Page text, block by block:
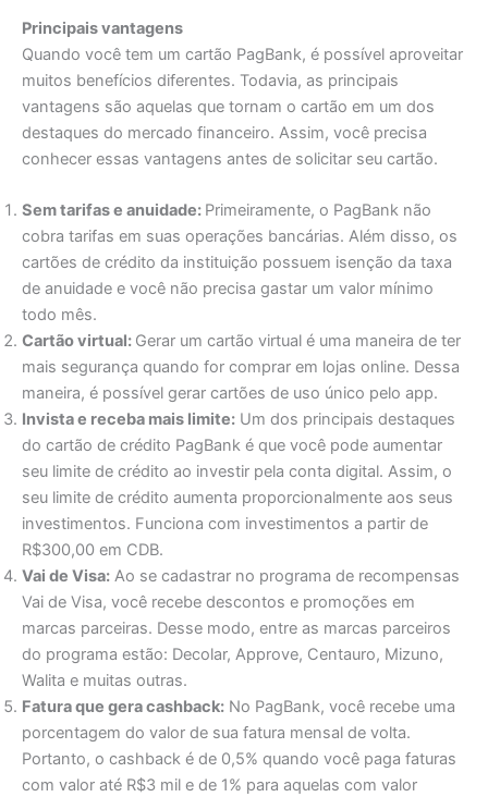
Principais vantagens
Quando você tem um cartão PagBank, é possível aproveitar
muitos benefícios diferentes. Todavia, as principais
vantagens são aquelas que tornam o cartão em um dos
destaques do mercado financeiro. Assim, você precisa
conhecer essas vantagens antes de solicitar seu cartão.
Sem tarifas e anuidade: Primeiramente, o PagBank não
cobra tarifas em suas operações bancárias. Além disso, os
cartões de crédito da instituição possuem isenção da taxa
de anuidade e você não precisa gastar um valor mínimo
todo mês.
Cartão virtual: Gerar um cartão virtual é uma maneira de ter
mais segurança quando for comprar em lojas online. Dessa
maneira, é possível gerar cartões de uso único pelo app.
Invista e receba mais limite: Um dos principais destaques
do cartão de crédito PagBank é que você pode aumentar
seu limite de crédito ao investir pela conta digital. Assim, o
seu limite de crédito aumenta proporcionalmente aos seus
investimentos. Funciona com investimentos a partir de
R$300,00 em CDB.
Vai de Visa: Ao se cadastrar no programa de recompensas
Vai de Visa, você recebe descontos e promoções em
marcas parceiras. Desse modo, entre as marcas parceiros
do programa estão: Decolar, Approve, Centauro, Mizuno,
Walita e muitas outras.
Fatura que gera cashback: No PagBank, você recebe uma
porcentagem do valor de sua fatura mensal de volta.
Portanto, o cashback é de 0,5% quando você paga faturas
com valor até R$3 mil e de 1% para aquelas com valor